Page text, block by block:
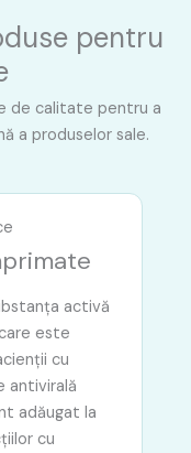
pentru
de calitate pentru a
a produselor sale.
activă
este
cu
antivirală
adăugat la
cu